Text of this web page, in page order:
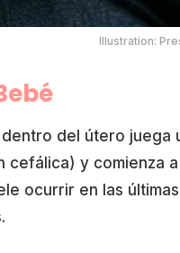
Illustration:
del útero juega
cefálica) y comienza
ocurrir en las